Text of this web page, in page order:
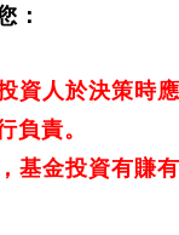
：
資人於決策時
負責。
基金投資有賺